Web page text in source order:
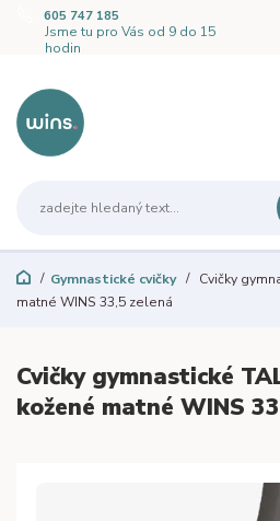
605 747 185
Jsme tu pro Vás od 9 do 15
hodin
Gymnastické cvičky
Cvičky
matné WINS 33,5 zelená
Cvičky gymnastické
kožené matné WINS